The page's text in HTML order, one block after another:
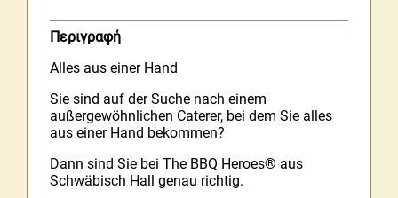
Περιγραφή
Alles aus einer Hand
Sie sind auf der Suche nach einem
außergewöhnlichen Caterer, bei dem Sie alles
aus einer Hand bekommen?
Dann sind Sie bei The BBQ Heroes® aus
Schwäbisch Hall genau richtig.